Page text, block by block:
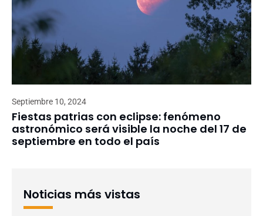
Septiembre 10, 2024
Fiestas patrias con eclipse: fenómeno
astronómico será visible la noche del 17 de
septiembre en todo el país
Noticias más vistas